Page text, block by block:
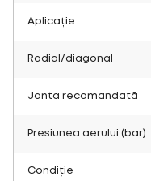
Aplicație
Radial/diagonal
Janta recomandată
Presiunea aerului (bar)
Condiție